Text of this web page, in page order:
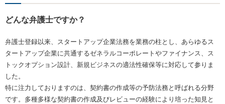
どんな弁護士ですか？
弁護士登録以来、スタートアップ企業法務を業務の柱とし、あらゆるス
タートアップ企業に共通するゼネラルコーポレートやファイナンス、ス
トックオプション設計、新規ビジネスの適法性確保等に対応して参りま
した。
特に注力しておりますのは、契約書の作成等の予防法務と呼ばれる分野
です。多種多様な契約書の作成及びレビューの経験により培った知見と